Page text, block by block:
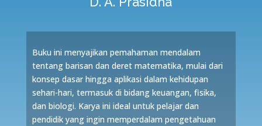
Buku ini menyajikan pemahaman mendalam
tentang barisan dan deret matematika, mulai dari
konsep dasar hingga aplikasi dalam kehidupan
sehari-hari, termasuk di bidang keuangan, fisika,
dan biologi. Karya ini ideal untuk pelajar dan
pendidik yang ingin memperdalam pengetahuan